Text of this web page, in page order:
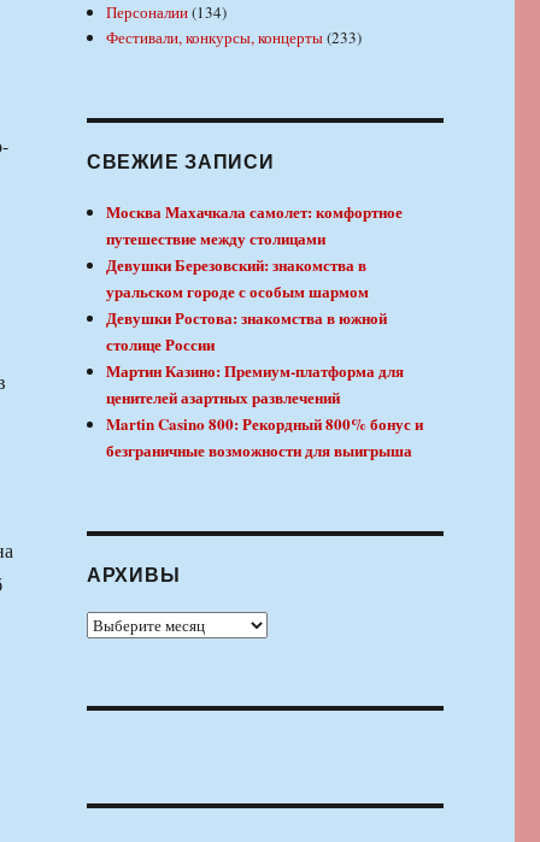
Персоналии(134)
Фестивали, конкурсы, концерты(233)
СВЕЖИЕ ЗАПИСИ
Москва Махачкала самолет: комфортное
путешествие между столицами
Девушки Березовский: знакомства в
уральском городе с особым шармом
Девушки Ростова: знакомства в южной
столице России
Мартин Казино: Премиум-платформа для
ценителей азартных развлечений
Martin Casino 800: Рекордный 800% бонус и
безграничные возможности для выигрыша
АРХИВЫ
Архивы